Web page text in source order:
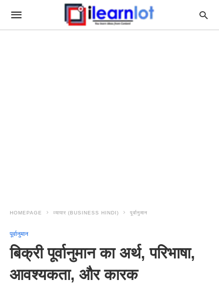
HOMEPAGE व्यापार (BUSINESS HINDI) पूर्वानुमान
पूर्वानुमान
बिक्री पूर्वानुमान का अर्थ, परिभाषा,
आवश्यकता, और कारक